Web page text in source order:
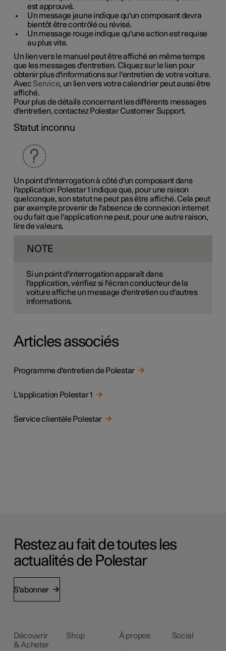
est approuvé.
Un message jaune indique qu'un composant devra
bientôt être contrôlé ou révisé.
Un message rouge indique qu'une action est requise
au plus vite.
Un lien vers le manuel peut être affiché en même temps
que les messages d'entretien. Cliquez sur le lien pour
obtenir plus d'informations sur l'entretien de votre voiture.
Avec Service, un lien vers votre calendrier peut aussi être
affiché.
Pour plus de détails concernant les différents messages
d'entretien, contactez Polestar Customer Support.
Statut inconnu
Un point d'interrogation à côté d'un composant dans
l'application Polestar 1 indique que, pour une raison
quelconque, son statut ne peut pas être affiché. Cela peut
par exemple provenir de l'absence de connexion internet
ou du fait que l'application ne peut, pour une autre raison,
lire de valeurs.
NOTE
Si un point d'interrogation apparaît dans
l'application, vérifiez si l'écran conducteur de la
voiture affiche un message d'entretien ou d'autres
informations.
Articles associés
Programme d'entretien de Polestar
L'application Polestar 1
Service clientèle Polestar
Restez au fait de toutes les
actualités de Polestar
S'abonner
Découvrir
& Acheter
Shop À propos Social